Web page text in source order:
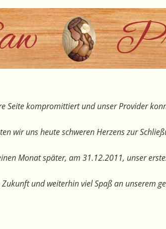
Seite kompromittiert und unser Provider
wir uns heute schweren Herzens zur
Monat später, am 31.12.2011, unser
und weiterhin viel Spaß an unserem